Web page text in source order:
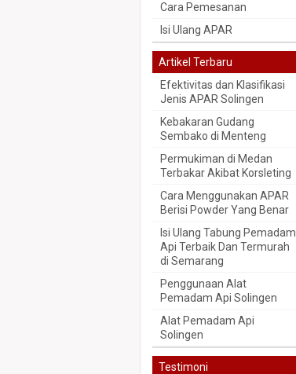
Cara Pemesanan
Isi Ulang APAR
Artikel Terbaru
Efektivitas dan Klasifikasi
Jenis APAR Solingen
Kebakaran Gudang
Sembako di Menteng
Permukiman di Medan
Terbakar Akibat Korsleting
Cara Menggunakan APAR
Berisi Powder Yang Benar
Isi Ulang Tabung Pemadam
Api Terbaik Dan Termurah
di Semarang
Penggunaan Alat
Pemadam Api Solingen
Alat Pemadam Api
Solingen
Testimoni